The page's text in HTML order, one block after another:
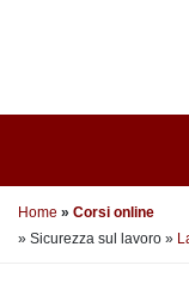
Home
Corsi online
» Sicurezza sul lavoro»